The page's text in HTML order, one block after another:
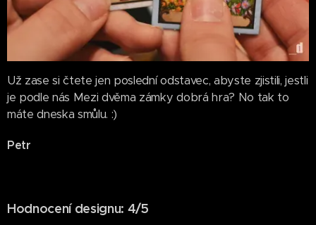
Už zase si čtete jen poslední odstavec, abyste zjistili, jestli
je podle nás Mezi dvěma zámky dobrá hra? No tak to
máte dneska smůlu. :)
Petr
Hodnocení designu: 4/5